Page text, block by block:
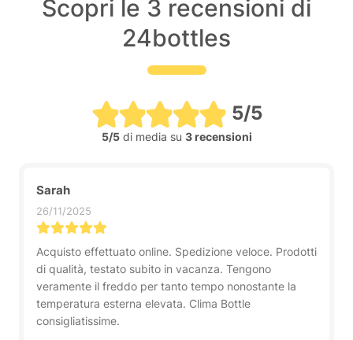
Scopri le 3 recensioni di
24bottles
5/5
5/5di media su 3 recensioni
Sarah
26/11/2025
Acquisto effettuato online. Spedizione veloce. Prodotti
di qualità, testato subito in vacanza. Tengono
veramente il freddo per tanto tempo nonostante la
temperatura esterna elevata. Clima Bottle
consigliatissime.